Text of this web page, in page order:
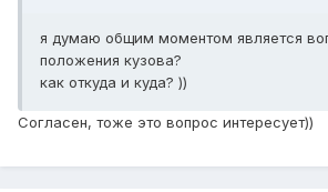
я думаю общим моментом является
положения кузова?
как откуда и куда? ))
Согласен, тоже это вопрос интересует))